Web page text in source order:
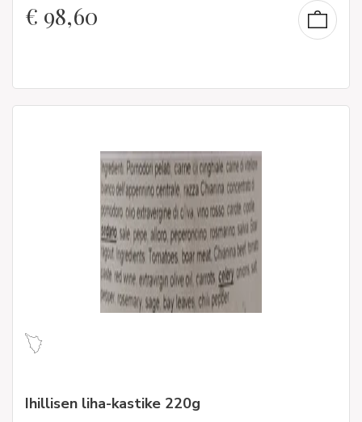
€ 98,60
Ihillisen liha-kastike 220g